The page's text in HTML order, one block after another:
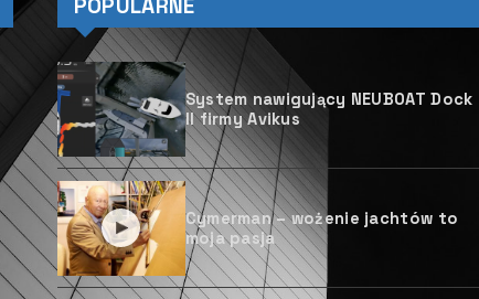
POPULARNE
System nawigujący NEUBOAT Dock
II firmy Avikus
Cymerman – wożenie jachtów to
moja pasja